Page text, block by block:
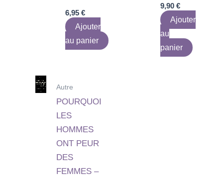
6,95€
Ajouter
au panier
9,90 €
Ajouter
au
panier
Autre
POURQUOI
LES
HOMMES
ONT PEUR
DES
FEMMES –